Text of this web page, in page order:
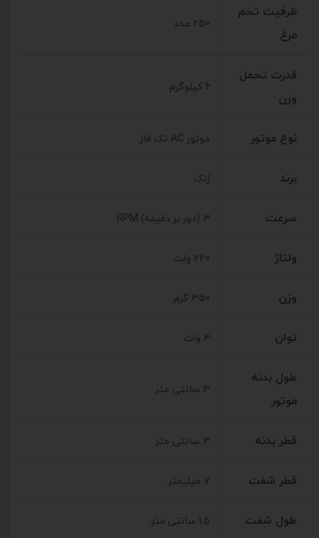
ظرفیت تخم
مرغ
250 عدد
قدرت تحمل
وزن
6 کیلوگرم
نوع موتور موتور AC تک فاز
برند ژنک
سرعت 3 (دور بر دقیقه) RPM
ولتاژ 220 ولت
وزن 350 گرم
توان 4 وات
طول بدنه
موتور
3 سانتی متر
قطر بدنه 3 سانتی متر
قطر شفت 7 میلیمتر
طول شفت 1.5 سانتی متر